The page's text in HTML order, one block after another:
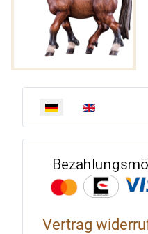
Sprache auswählen
Vertrag